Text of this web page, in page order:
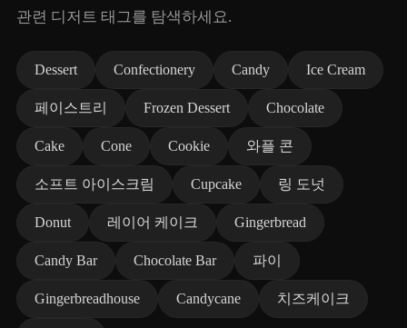
관련 디저트 태그를 탐색하세요.
Dessert Confectionery Candy Ice Cream
페이스트리 Frozen Dessert Chocolate
Cake Cone Cookie 와플 콘
소프트 아이스크림 Cupcake 링 도넛
Donut 레이어 케이크 Gingerbread
Candy Bar Chocolate Bar 파이
Gingerbreadhouse Candycane 치즈케이크